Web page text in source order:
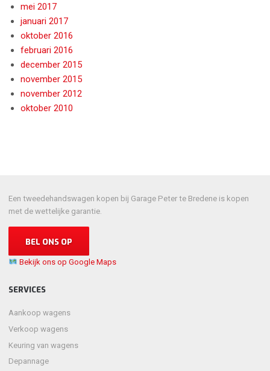
mei 2017
januari 2017
oktober 2016
februari 2016
december 2015
november 2015
november 2012
oktober 2010
Een tweedehandswagen kopen bij Garage Peter te Bredene is kopen
met de wettelijke garantie.
BEL ONS OP
Bekijk ons op Google Maps
SERVICES
Aankoop wagens
Verkoop wagens
Keuring van wagens
Depannage